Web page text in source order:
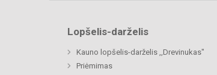
Lopšelis-darželis
Kauno lopšelis-darželis ,,Drevinukas"
Priėmimas